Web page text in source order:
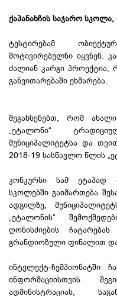
ქაპანახჩის საჯარო
ტესტირებამ
მოტივირებულნი იყვნენ.
ძალიან კარგი პროექტია,
განვითარებაში ეხმარება.
შეგახსენებთ, რომ
„ეტალონი“
მუნიციპალიტეტსა და
2018-19 სასწავლო წლის
კონკურსი სამ ეტაპად
სკოლებში გაიმართება
ადგილზე,
„ეტალონის“
ღონისძიების
გრანდიოზული ფინალით
ინტელექტ-ჩემპიონატში
ინფორმაციისთვის
ადმინისტრაციას,